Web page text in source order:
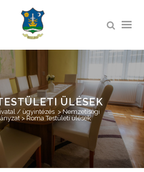
ÜLÉSEK
/ ügyintézés >Nemzetiségi
>Roma Testületi ülések